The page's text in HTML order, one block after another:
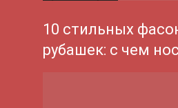
10 стильных
рубашек: с чем